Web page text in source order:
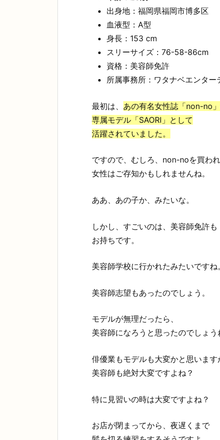
出身地：福岡県福岡市博多区
血液型：A型
身長：153 cm
スリーサイズ：76-58-86cm
資格：美容師免許
所属事務所：ワタナベエンター
最初は、 あの有名女性誌「non-no
専属モデル「SAORI」として
活躍されていました。
ですので、むしろ、non-noを買わ
女性はご存知かもしれませんね。
ああ、あの子か、みたいな。
しかし、すごいのは、美容師免許も
お持ちです。
美容師学校に行かれたみたいですね。
美容師志望もあったのでしょう。
モデルが無理だったら、
美容師になろうと思ったのでしょう
俳優業もモデルも大変かと思います
美容師も絶対大変ですよね？
特に見習いの時は大変ですよね？
お店が閉まってから、夜遅くまで